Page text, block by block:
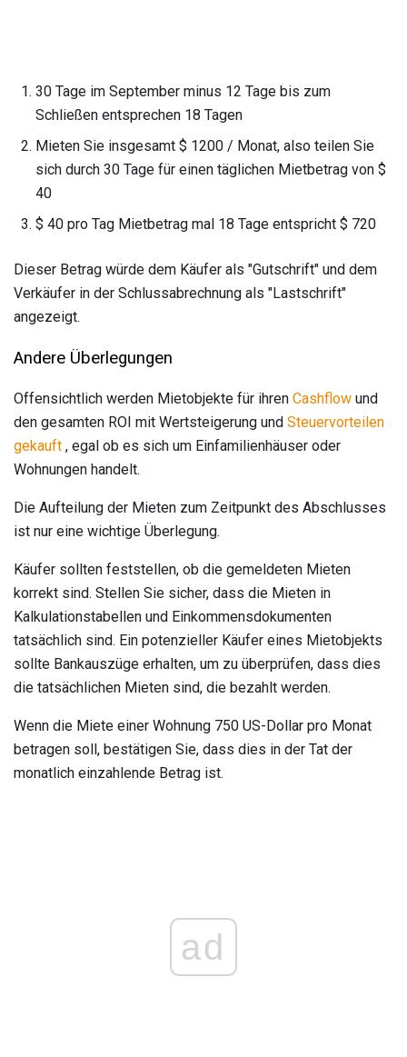
30 Tage im September minus 12 Tage bis zum
Schließen entsprechen 18 Tagen
Mieten Sie insgesamt $ 1200 / Monat, also teilen Sie
sich durch 30 Tage für einen täglichen Mietbetrag von $
40
$ 40 pro Tag Mietbetrag mal 18 Tage entspricht $ 720
Dieser Betrag würde dem Käufer als "Gutschrift" und dem
Verkäufer in der Schlussabrechnung als "Lastschrift"
angezeigt.
Andere Überlegungen
Offensichtlich werden Mietobjekte für ihren Cashflow und
den gesamten ROI mit Wertsteigerung und Steuervorteilen
gekauft , egal ob es sich um Einfamilienhäuser oder
Wohnungen handelt.
Die Aufteilung der Mieten zum Zeitpunkt des Abschlusses
ist nur eine wichtige Überlegung.
Käufer sollten feststellen, ob die gemeldeten Mieten
korrekt sind. Stellen Sie sicher, dass die Mieten in
Kalkulationstabellen und Einkommensdokumenten
tatsächlich sind. Ein potenzieller Käufer eines Mietobjekts
sollte Bankauszüge erhalten, um zu überprüfen, dass dies
die tatsächlichen Mieten sind, die bezahlt werden.
Wenn die Miete einer Wohnung 750 US-Dollar pro Monat
betragen soll, bestätigen Sie, dass dies in der Tat der
monatlich einzahlende Betrag ist.
ad